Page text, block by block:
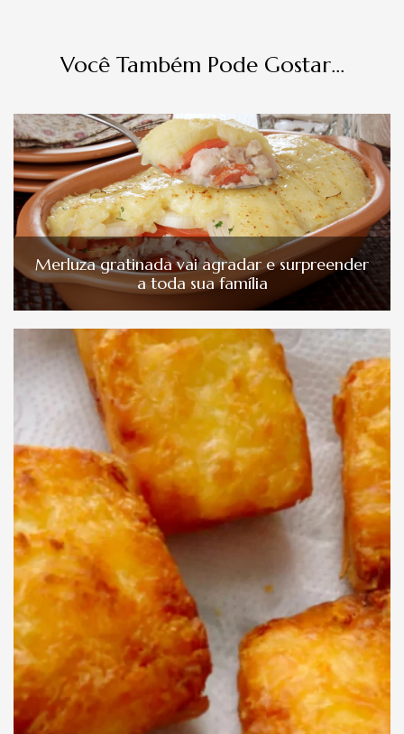
Você Também Pode Gostar...
Merluza gratinada vai agradar e surpreender
a toda sua família